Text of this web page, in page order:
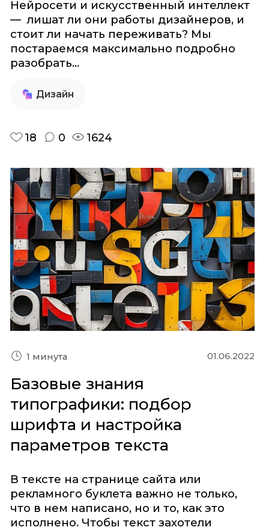
Нейросети и искусственный интеллект
— лишат ли они работы дизайнеров, и
стоит ли начать переживать? Мы
постараемся максимально подробно
разобрать...
Дизайн
18 0 1624
1 минута 01.06.2022
Базовые знания
типографики: подбор
шрифта и настройка
параметров текста
В тексте на странице сайта или
рекламного буклета важно не только,
что в нем написано, но и то, как это
исполнено. Чтобы текст захотели